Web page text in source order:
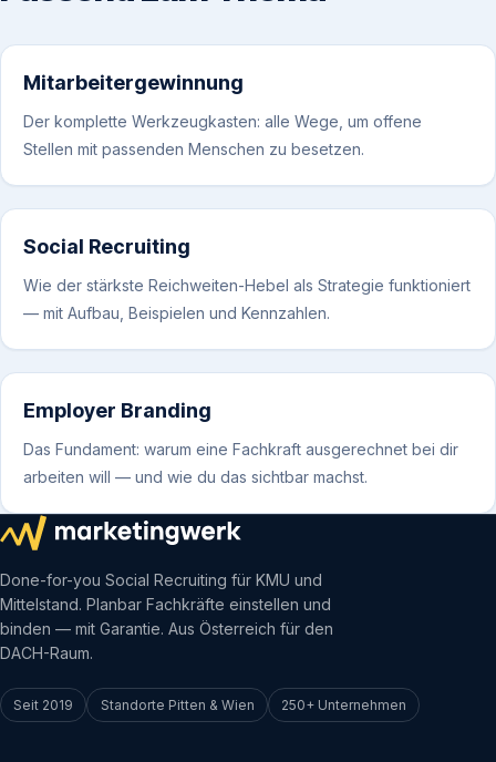
Mitarbeitergewinnung
Der komplette Werkzeugkasten: alle Wege, um offene
Stellen mit passenden Menschen zu besetzen.
Social Recruiting
Wie der stärkste Reichweiten-Hebel als Strategie funktioniert
— mit Aufbau, Beispielen und Kennzahlen.
Employer Branding
Das Fundament: warum eine Fachkraft ausgerechnet bei dir
arbeiten will — und wie du das sichtbar machst.
Done-for-you Social Recruiting für KMU und
Mittelstand. Planbar Fachkräfte einstellen und
binden — mit Garantie. Aus Österreich für den
DACH-Raum.
Seit 2019 Standorte Pitten & Wien 250+ Unternehmen